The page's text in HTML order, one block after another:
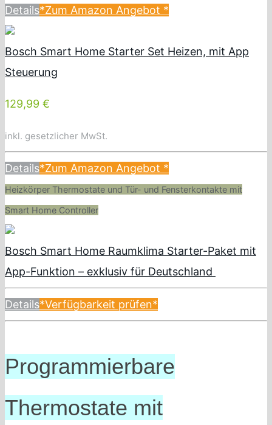
Details*Zum Amazon Angebot *
Bosch Smart Home Starter Set Heizen, mit App
Steuerung
129,99 €
inkl. gesetzlicher MwSt.
Details*Zum Amazon Angebot *
Heizkörper Thermostate und Tür- und Fensterkontakte mit
Smart Home Controller
Bosch Smart Home Raumklima Starter-Paket mit
App-Funktion – exklusiv für Deutschland
Details*Verfügbarkeit prüfen*
Programmierbare
Thermostate mit